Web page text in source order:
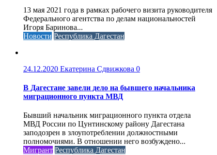
13 мая 2021 года в рамках рабочего визита руководителя
Федерального агентства по делам национальностей
Игоря Баринова...
Новости Республика Дагестан
24.12.2020 Екатерина Сдвижкова 0
В Дагестане завели дело на бывшего начальника
миграционного пункта МВД
Бывший начальник миграционного пункта отдела
МВД России по Цунтинскому району Дагестана
заподозрен в злоупотреблении должностными
полномочиями. В отношении него возбуждено...
Мигрант Республика Дагестан